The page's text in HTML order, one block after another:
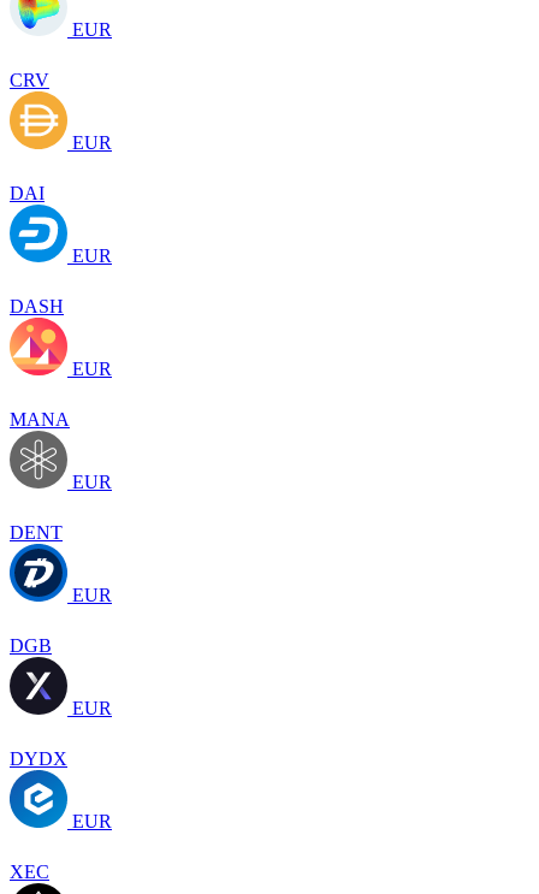
EUR
CRV
EUR
DAI
EUR
DASH
EUR
MANA
EUR
DENT
EUR
DGB
EUR
DYDX
EUR
XEC